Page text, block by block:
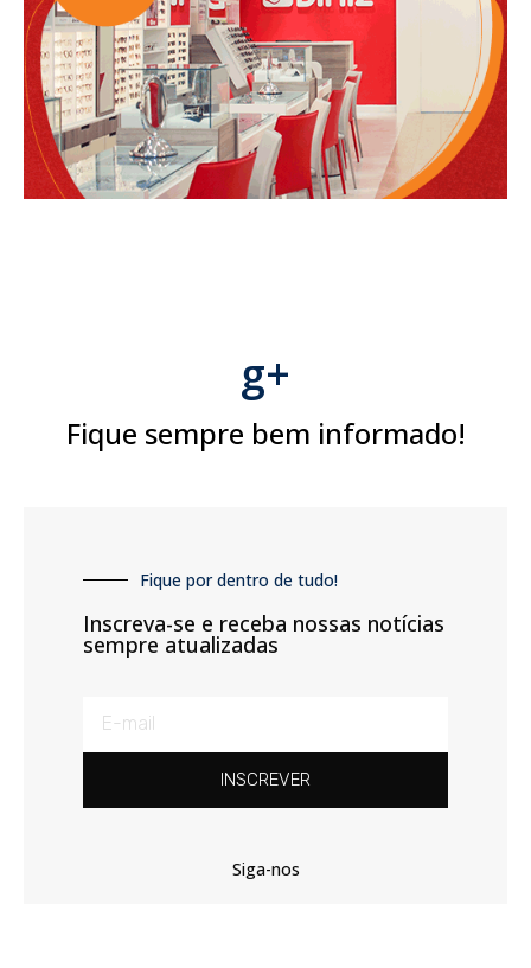
g+
Fique sempre bem informado!
Fique por dentro de tudo!
Inscreva-se e receba nossas notícias
sempre atualizadas
INSCREVER
Siga-nos